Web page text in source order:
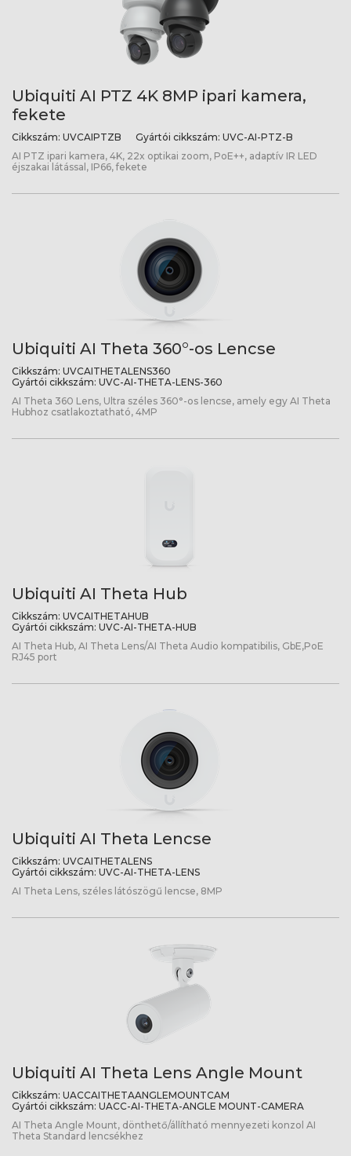
Ubiquiti AI PTZ 4K 8MP ipari kamera,
fekete
Cikkszám: UVCAIPTZB Gyártói cikkszám: UVC-AI-PTZ-B
AI PTZ ipari kamera, 4K, 22x optikai zoom, PoE++, adaptív IR LED
éjszakai látással, IP66, fekete
Ubiquiti AI Theta 360°-os Lencse
Cikkszám: UVCAITHETALENS360
Gyártói cikkszám: UVC-AI-THETA-LENS-360
AI Theta 360 Lens, Ultra széles 360°-os lencse, amely egy AI Theta
Hubhoz csatlakoztatható, 4MP
Ubiquiti AI Theta Hub
Cikkszám: UVCAITHETAHUB
Gyártói cikkszám: UVC-AI-THETA-HUB
AI Theta Hub, AI Theta Lens/AI Theta Audio kompatibilis, GbE,PoE
RJ45 port
Ubiquiti AI Theta Lencse
Cikkszám: UVCAITHETALENS
Gyártói cikkszám: UVC-AI-THETA-LENS
AI Theta Lens, széles látószögű lencse, 8MP
Ubiquiti AI Theta Lens Angle Mount
Cikkszám: UACCAITHETAANGLEMOUNTCAM
Gyártói cikkszám: UACC-AI-THETA-ANGLE MOUNT-CAMERA
AI Theta Angle Mount, dönthető/állítható mennyezeti konzol AI
Theta Standard lencsékhez